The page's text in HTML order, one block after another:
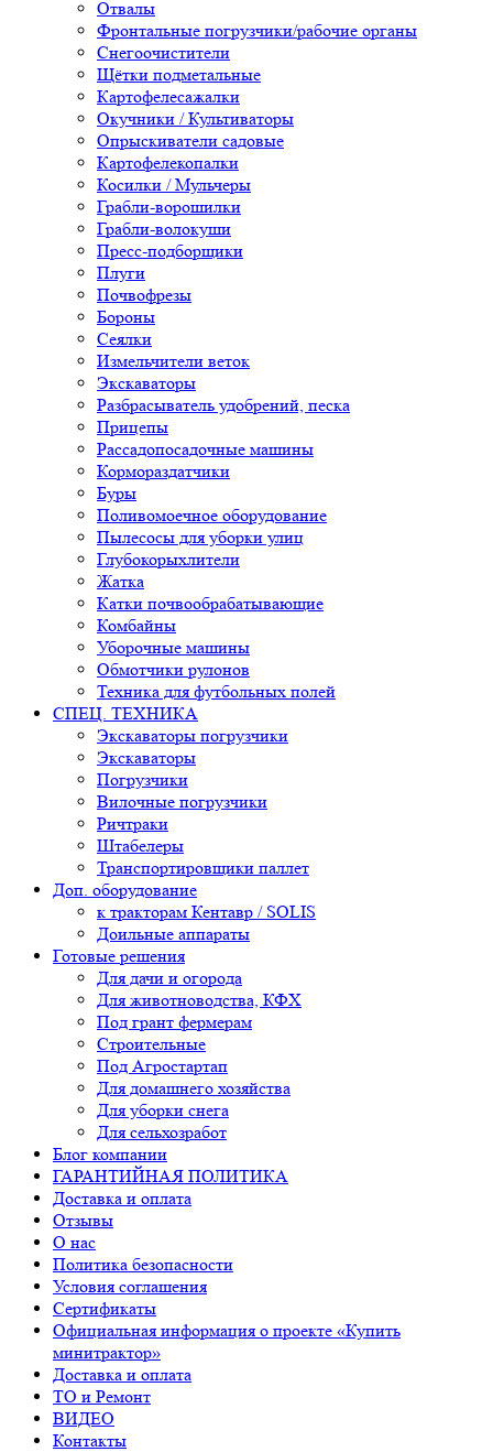
Отвалы
Фронтальные погрузчики/рабочие органы
Снегоочистители
Щётки подметальные
Картофелесажалки
Окучники / Культиваторы
Опрыскиватели садовые
Картофелекопалки
Косилки / Мульчеры
Грабли-ворошилки
Грабли-волокуши
Пресс-подборщики
Плуги
Почвофрезы
Бороны
Сеялки
Измельчители веток
Экскаваторы
Разбрасыватель удобрений, песка
Прицепы
Рассадопосадочные машины
Кормораздатчики
Буры
Поливомоечное оборудование
Пылесосы для уборки улиц
Глубокорыхлители
Жатка
Катки почвообрабатывающие
Комбайны
Уборочные машины
Обмотчики рулонов
Техника для футбольных полей
СПЕЦ. ТЕХНИКА
Экскаваторы погрузчики
Экскаваторы
Погрузчики
Вилочные погрузчики
Ричтраки
Штабелеры
Транспортировщики паллет
Доп. оборудование
к тракторам Кентавр / SOLIS
Доильные аппараты
Готовые решения
Для дачи и огорода
Для животноводства, КФХ
Под грант фермерам
Строительные
Под Агростартап
Для домашнего хозяйства
Для уборки снега
Для сельхозработ
Блог компании
ГАРАНТИЙНАЯ ПОЛИТИКА
Доставка и оплата
Отзывы
О нас
Политика безопасности
Условия соглашения
Сертификаты
Официальная информация о проекте «Купить
минитрактор»
Доставка и оплата
ТО и Ремонт
ВИДЕО
Контакты